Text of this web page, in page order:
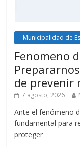
- Municipalidad de
Fenomeno
de prevenir
7 agosto, 2026
Ante el fenómeno
fundamental para
proteger